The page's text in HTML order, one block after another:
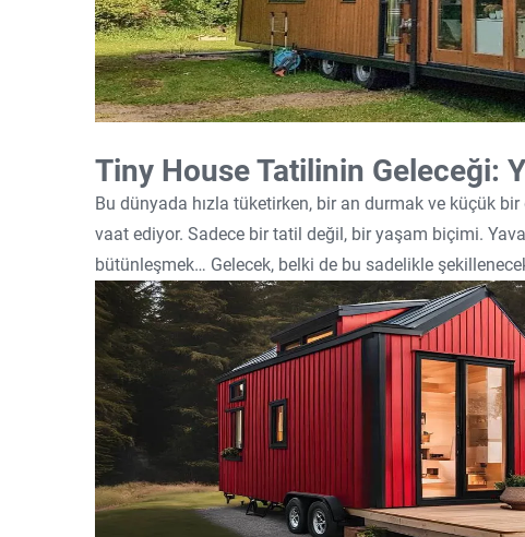
Tiny House Tatilinin Geleceği:
Bu dünyada hızla tüketirken, bir an durmak ve küçük
vaat ediyor. Sadece bir tatil değil, bir yaşam biçimi.
bütünleşmek… Gelecek, belki de bu sadelikle